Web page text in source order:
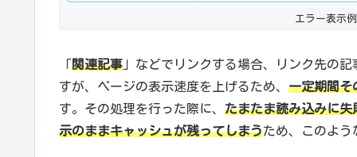
エラー表示例
「関連記事 」などでリンクする場合、リンク先の
すが、ページの表示速度を上げるため、 一定期間そ
す。その処理を行った際に、 たまたま読み込みに失
示のままキャッシュが残ってしまうため、このよう